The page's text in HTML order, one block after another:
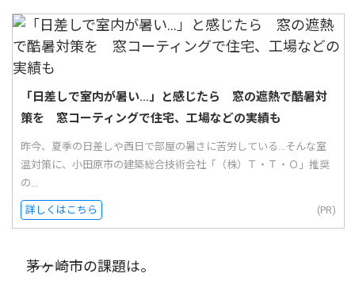
「日差しで室内が暑い…」と感じたら 窓の遮熱で酷暑対
策を 窓コーティングで住宅、工場などの実績も
昨今、夏季の日差しや西日で部屋の暑さに苦労している...そんな室
温対策に、小田原市の建築総合技術会社「（株）Ｔ・Ｔ・Ｏ」推奨
の...
詳しくはこちら (PR)
――茅ヶ崎市の課題は。